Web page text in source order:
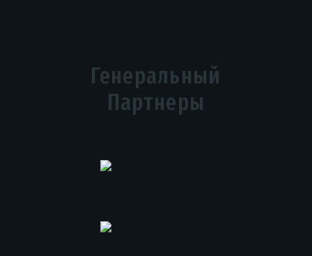
Генеральный
Партнеры